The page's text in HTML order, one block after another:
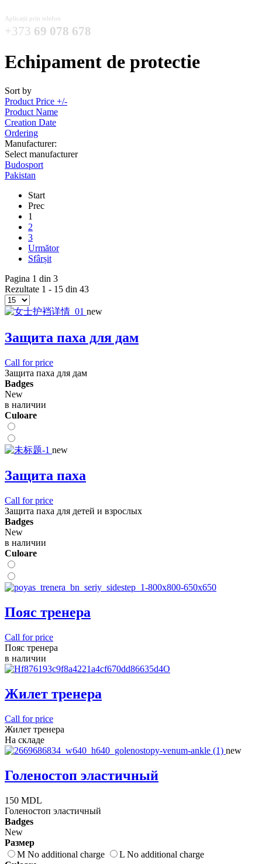
Aplicații prin telefon
+373 69 078 678
Echipament de protectie
Sort by
Product Price +/-
Product Name
Creation Date
Ordering
Manufacturer:
Select manufacturer
Budosport
Pakistan
Start
Prec
1
2
3
Următor
Sfârșit
Pagina 1 din 3
Rezultate 1 - 15 din 43
new
Защита паха для дам
Call for price
Защита паха для дам
Badges
New
в наличии
Сuloare
new
Защита паха
Call for price
Защита паха для детей и взрослых
Badges
New
в наличии
Сuloare
Пояс тренера
Call for price
Пояс тренера
в наличии
Жилет тренера
Call for price
Жилет тренера
На складе
new
Голеностоп эластичный
150 MDL
Голеностоп эластичный
Badges
New
Размер
M No additional charge
L No additional charge